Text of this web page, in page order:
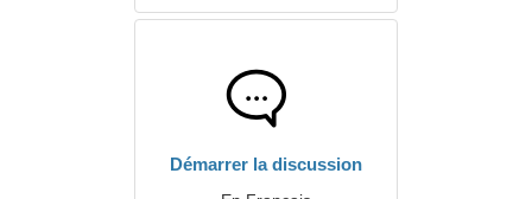
Démarrer la discussion